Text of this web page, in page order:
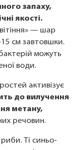
запаху,
якості.
— шар
см завтовшки.
можуть
води.
активізує
до вилучення
метану,
речовин.
риби. Ті синьо-